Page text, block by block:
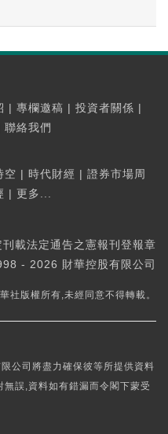
| 專欄邀稿 | 投資者關係 |
聯絡我們
空 | 時代財經 | 證券市場周
| 更多...
載法定通告之憲報刊登報章
- 2026 財華控股有限公司
社版權所有,未經同意不得轉載。
公司將盡力確保彼等所提供資料
誤,資料如有錯漏而令閣下蒙受